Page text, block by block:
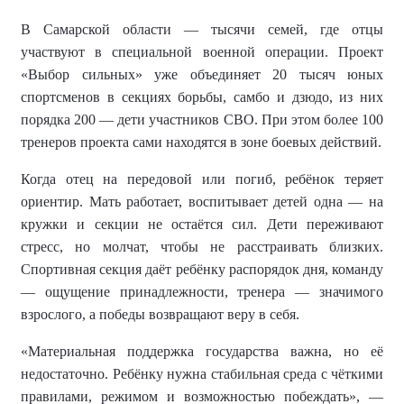
В Самарской области — тысячи семей, где отцы
участвуют в специальной военной операции. Проект
«Выбор сильных» уже объединяет 20 тысяч юных
спортсменов в секциях борьбы, самбо и дзюдо, из них
порядка 200 — дети участников СВО. При этом более 100
тренеров проекта сами находятся в зоне боевых действий.
Когда отец на передовой или погиб, ребёнок теряет
ориентир. Мать работает, воспитывает детей одна — на
кружки и секции не остаётся сил. Дети переживают
стресс, но молчат, чтобы не расстраивать близких.
Спортивная секция даёт ребёнку распорядок дня, команду
— ощущение принадлежности, тренера — значимого
взрослого, а победы возвращают веру в себя.
«Материальная поддержка государства важна, но её
недостаточно. Ребёнку нужна стабильная среда с чёткими
правилами, режимом и возможностью побеждать», —